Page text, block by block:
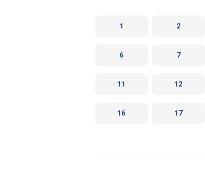
1 2
6 7
11 12
16 17